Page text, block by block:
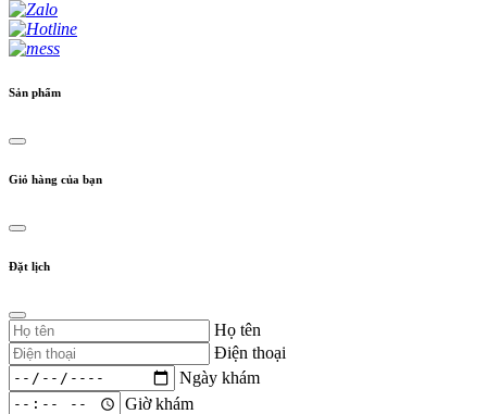
Sản phẩm
Giỏ hàng của bạn
Đặt lịch
Họ tên
Điện thoại
Ngày khám
Giờ khám